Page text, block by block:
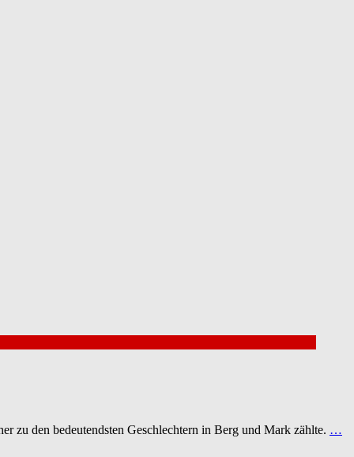
zu den bedeutendsten Geschlechtern in Berg und Mark zählte. …